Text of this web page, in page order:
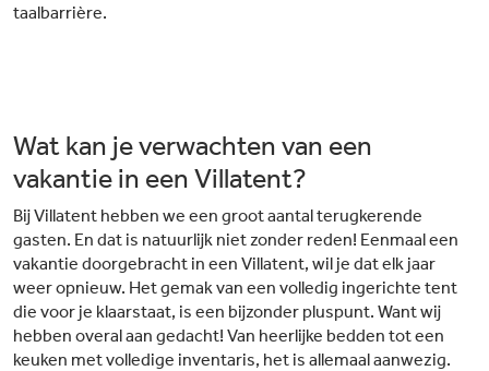
taalbarrière.
Wat kan je verwachten van een
vakantie in een Villatent?
Bij Villatent hebben we een groot aantal terugkerende
gasten. En dat is natuurlijk niet zonder reden! Eenmaal een
vakantie doorgebracht in een Villatent, wil je dat elk jaar
weer opnieuw. Het gemak van een volledig ingerichte tent
die voor je klaarstaat, is een bijzonder pluspunt. Want wij
hebben overal aan gedacht! Van heerlijke bedden tot een
keuken met volledige inventaris, het is allemaal aanwezig.